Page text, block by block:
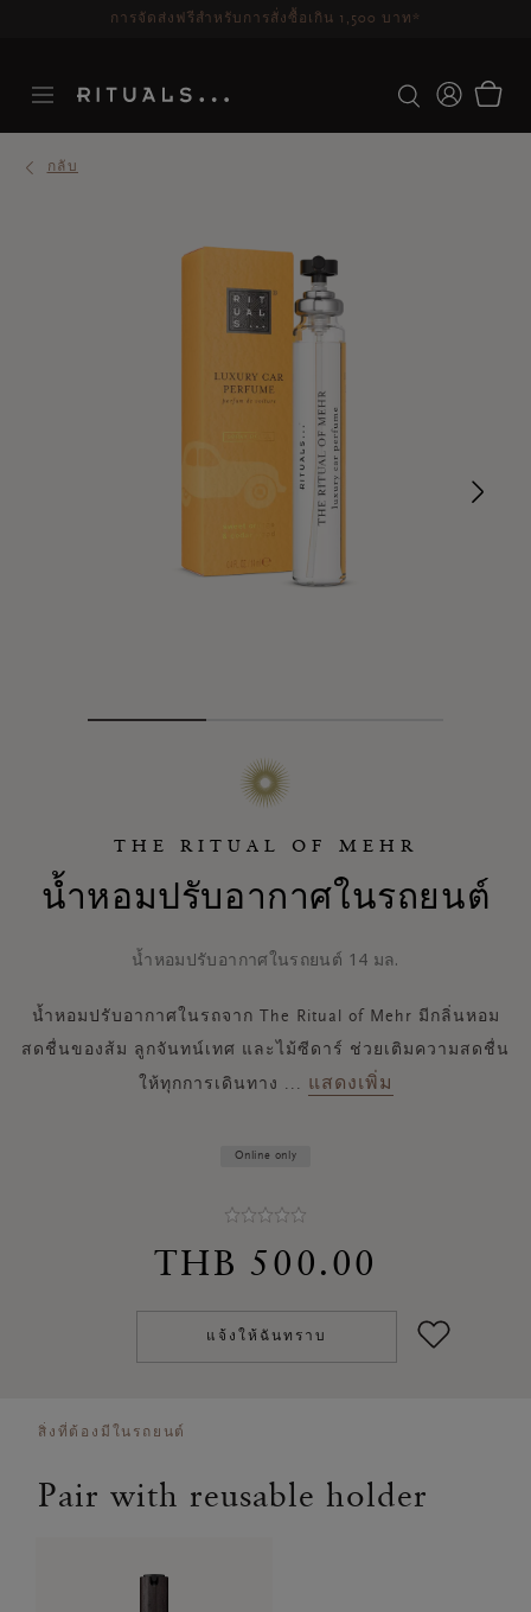
ระยะเวลาจัดส่ง 3-5 วันทำการ ดูเพิ่มเติม
กลับ
THE RITUAL OF MEHR
น้ำหอมปรับอากาศในรถยนต์
น้ำหอมปรับอากาศในรถยนต์ 14 มล.
น้ำหอมปรับอากาศในรถจาก The Ritual of Mehr มีกลิ่นหอม
สดชื่นของส้ม ลูกจันทน์เทศ และไม้ซีดาร์ ช่วยเติมความสดชื่น
ให้ทุกการเดินทาง ... แสดงเพิ่ม
Online only
THB 500.00
แจ้งให้ฉันทราบ
สิ่งที่ต้องมีในรถยนต์
Pair with reusable holder